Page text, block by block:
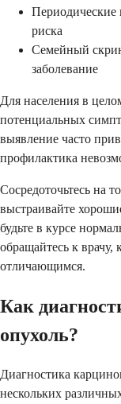
Периодические
риска
Семейный
заболевание
Для населения в
потенциальных
выявление часто
профилактика
Сосредоточьтесь на
выстраивайте
будьте в курсе
обращайтесь к врачу,
отличающимся.
Как
опухоль?
Диагностика
нескольких